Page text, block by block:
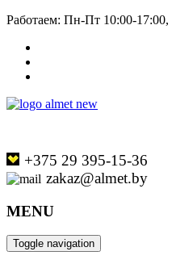
Работаем: Пн-Пт 10:00-
+375 29 395-15-36
zakaz@almet.by
MENU
Toggle navigation